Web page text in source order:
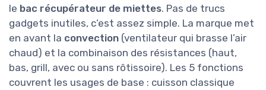
le bac récupérateur de miettes. Pas de trucs
gadgets inutiles, c’est assez simple. La marque met
en avant la convection (ventilateur qui brasse l’air
chaud) et la combinaison des résistances (haut,
bas, grill, avec ou sans rôtissoire). Les 5 fonctions
couvrent les usages de base : cuisson classique